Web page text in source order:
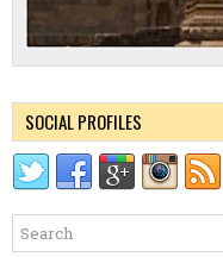
SOCIAL PROFILES